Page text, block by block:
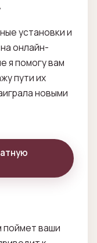
установки и
онлайн-
я помогу вам
пути их
новыми
поймет ваши